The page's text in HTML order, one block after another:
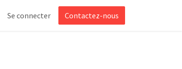
Se connecter Contactez-nous